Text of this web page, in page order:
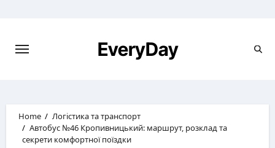
EveryDay
Home
Логістика та транспорт
Автобус №46 Кропивницький: маршрут, розклад та
секрети комфортної поїздки